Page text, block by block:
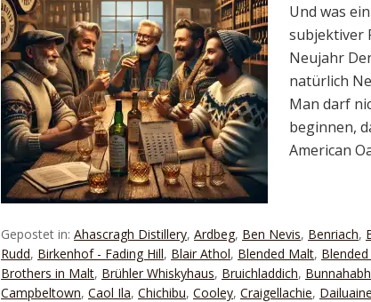
Und was
subjektiver
Neujahr
natürlich
Man darf
beginnen,
American
Gepostet in: Ahascragh Distillery, Ardbeg, Ben Nevis, Benriach,
Rudd, Birkenhof - Fading Hill, Blair Athol, Blended Malt,
Brothers in Malt, Brühler Whiskyhaus, Bruichladdich,
Campbeltown, Caol Ila, Chichibu, Cooley, Craigellachie, Dailuaine